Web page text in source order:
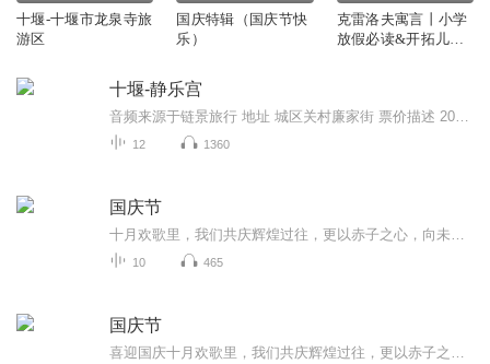
十堰-十堰市龙泉寺旅
游区
国庆特辑（国庆节快
乐）
克雷洛夫寓言丨小学
放假必读&开拓儿童
十堰-静乐宫
12 1360
国庆节
10 465
国庆节